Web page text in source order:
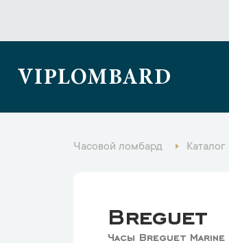
VIPLOMBARD
Часовой ломбард Каталог
Breguet
Часы Breguet